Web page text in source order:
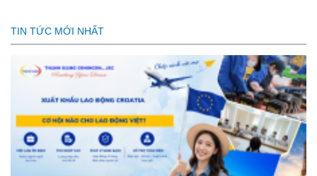
TIN TỨC MỚI NHẤT